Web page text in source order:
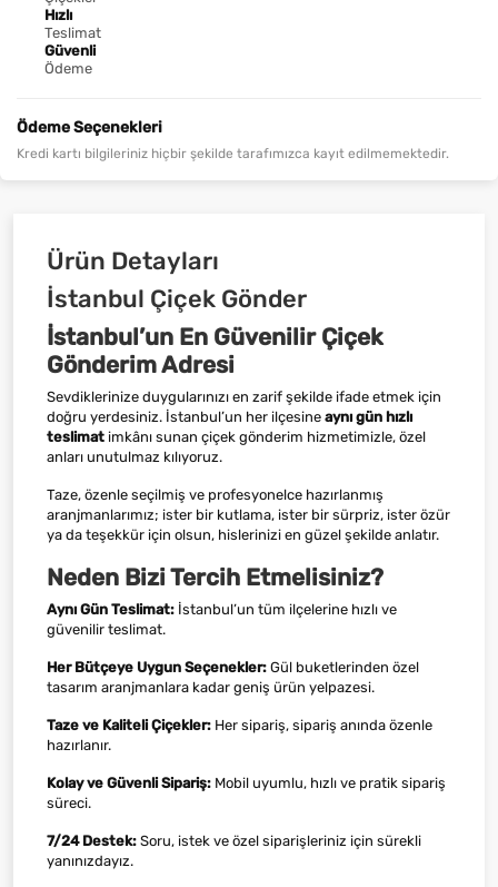
Hızlı
Teslimat
Güvenli
Ödeme
Ödeme Seçenekleri
Kredi kartı bilgileriniz hiçbir şekilde tarafımızca kayıt edilmemektedir.
Ürün Detayları
İstanbul Çiçek Gönder
İstanbul’un En Güvenilir Çiçek
Gönderim Adresi
Sevdiklerinize duygularınızı en zarif şekilde ifade etmek için
doğru yerdesiniz. İstanbul’un her ilçesine aynı gün hızlı
teslimat imkânı sunan çiçek gönderim hizmetimizle, özel
anları unutulmaz kılıyoruz.
Taze, özenle seçilmiş ve profesyonelce hazırlanmış
aranjmanlarımız; ister bir kutlama, ister bir sürpriz, ister özür
ya da teşekkür için olsun, hislerinizi en güzel şekilde anlatır.
Neden Bizi Tercih Etmelisiniz?
Aynı Gün Teslimat: İstanbul’un tüm ilçelerine hızlı ve
güvenilir teslimat.
Her Bütçeye Uygun Seçenekler: Gül buketlerinden özel
tasarım aranjmanlara kadar geniş ürün yelpazesi.
Taze ve Kaliteli Çiçekler: Her sipariş, sipariş anında özenle
hazırlanır.
Kolay ve Güvenli Sipariş: Mobil uyumlu, hızlı ve pratik sipariş
süreci.
7/24 Destek: Soru, istek ve özel siparişleriniz için sürekli
yanınızdayız.